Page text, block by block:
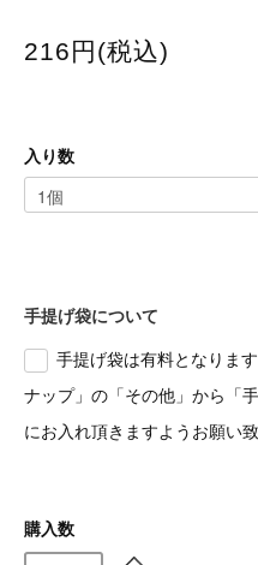
216円(税込)
入り数
手提げ袋について
手提げ袋は有料となりま
ナップ」の「その他」から「
にお入れ頂きますようお願い致
購入数